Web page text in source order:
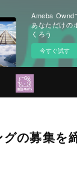
Ameba Ownd
あなただけの
くろう
今すぐ試す
の募集を